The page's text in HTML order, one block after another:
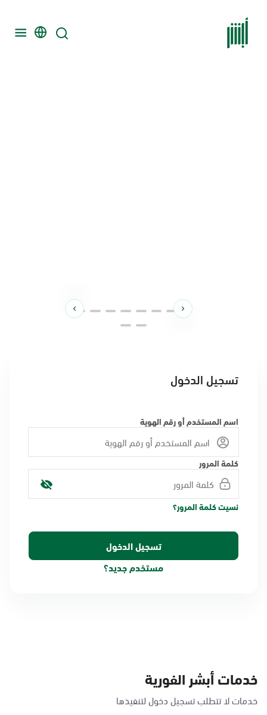
تسجيل الدخول
اسم المستخدم أو رقم الهوية
كلمة المرور
نسيت كلمة المرور؟
مستخدم جديد؟
خدمات أبشر الفورية
خدمات لا تتطلب تسجيل دخول لتنفيذها